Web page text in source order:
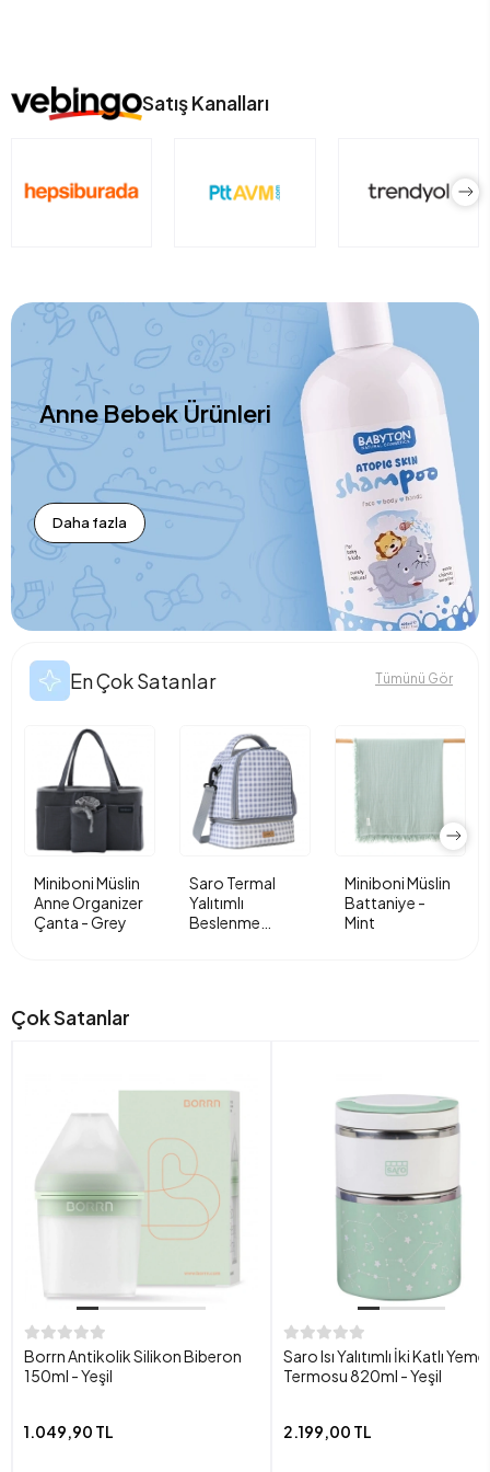
Satış Kanalları
Anne Bebek Ürünleri
Daha fazla
En Çok Satanlar Tümünü Gör
Miniboni Müslin
Anne Organizer
Çanta - Grey
Saro Termal
Yalıtımlı
Beslenme
Miniboni Müslin
Battaniye -
Mint
Çok Satanlar
Borrn Antikolik Silikon Biberon
150ml - Yeşil
1.049,90 TL
Saro Isı Yalıtımlı İki Katlı
Termosu 820ml - Yeşil
2.199,00 TL